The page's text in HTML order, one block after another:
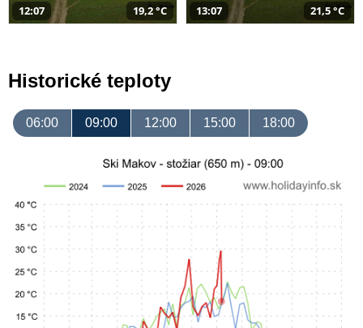
12:07 19,2 °C 13:07 21,5 °C
Historické teploty
06:00 09:00 12:00 15:00 18:00